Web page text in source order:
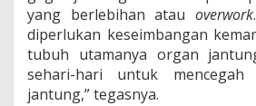
yang berlebihan atau overwork
diperlukan keseimbangan
tubuh utamanya organ
sehari-hari untuk mencegah
jantung,” tegasnya.